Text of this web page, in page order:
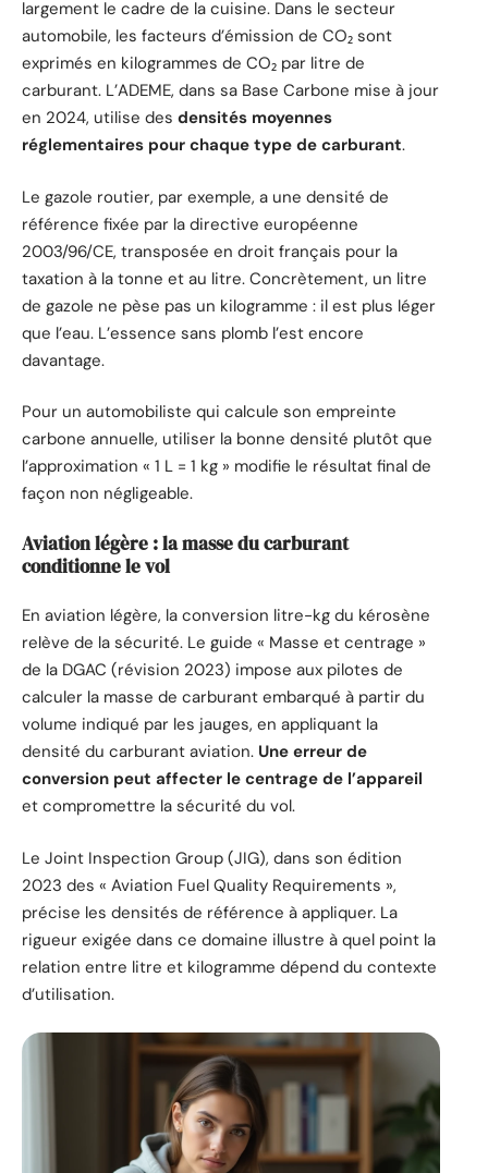
largement le cadre de la cuisine. Dans le secteur
automobile, les facteurs d’émission de CO₂ sont
exprimés en kilogrammes de CO₂ par litre de
carburant. L’ADEME, dans sa Base Carbone mise à jour
en 2024, utilise des densités moyennes
réglementaires pour chaque type de carburant.
Le gazole routier, par exemple, a une densité de
référence fixée par la directive européenne
2003/96/CE, transposée en droit français pour la
taxation à la tonne et au litre. Concrètement, un litre
de gazole ne pèse pas un kilogramme : il est plus léger
que l’eau. L’essence sans plomb l’est encore
davantage.
Pour un automobiliste qui calcule son empreinte
carbone annuelle, utiliser la bonne densité plutôt que
l’approximation « 1 L = 1 kg » modifie le résultat final de
façon non négligeable.
Aviation légère : la masse du carburant
conditionne le vol
En aviation légère, la conversion litre-kg du kérosène
relève de la sécurité. Le guide « Masse et centrage »
de la DGAC (révision 2023) impose aux pilotes de
calculer la masse de carburant embarqué à partir du
volume indiqué par les jauges, en appliquant la
densité du carburant aviation. Une erreur de
conversion peut affecter le centrage de l’appareil
et compromettre la sécurité du vol.
Le Joint Inspection Group (JIG), dans son édition
2023 des « Aviation Fuel Quality Requirements »,
précise les densités de référence à appliquer. La
rigueur exigée dans ce domaine illustre à quel point la
relation entre litre et kilogramme dépend du contexte
d’utilisation.